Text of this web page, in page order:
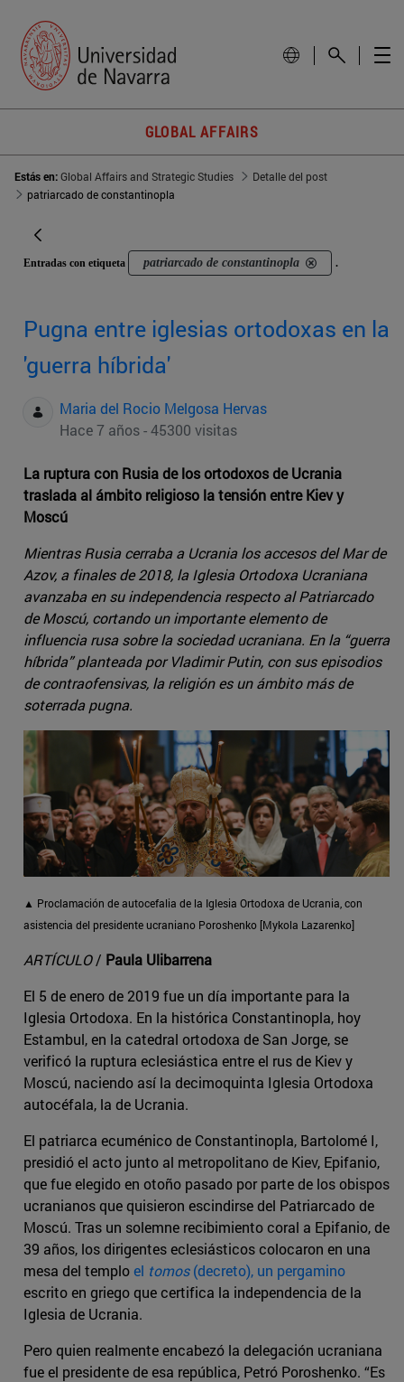
GLOBAL AFFAIRS
Estás en:Global Affairs and Strategic Studies
Detalle del post
patriarcado de constantinopla
Entradas con etiqueta patriarcado de constantinopla .
Pugna entre iglesias ortodoxas en la
'guerra híbrida'
Maria del Rocio Melgosa Hervas
Hace 7 años - 45300 visitas
La ruptura con Rusia de los ortodoxos de Ucrania
traslada al ámbito religioso la tensión entre Kiev y
Moscú
Mientras Rusia cerraba a Ucrania los accesos del Mar de
Azov, a finales de 2018, la Iglesia Ortodoxa Ucraniana
avanzaba en su independencia respecto al Patriarcado
de Moscú, cortando un importante elemento de
influencia rusa sobre la sociedad ucraniana. En la “guerra
híbrida” planteada por Vladimir Putin, con sus episodios
de contraofensivas, la religión es un ámbito más de
soterrada pugna.
▲ Proclamación de autocefalia de la Iglesia Ortodoxa de Ucrania, con
asistencia del presidente ucraniano Poroshenko [Mykola Lazarenko]
ARTÍCULO/ Paula Ulibarrena
El 5 de enero de 2019 fue un día importante para la
Iglesia Ortodoxa. En la histórica Constantinopla, hoy
Estambul, en la catedral ortodoxa de San Jorge, se
verificó la ruptura eclesiástica entre el rus de Kiev y
Moscú, naciendo así la decimoquinta Iglesia Ortodoxa
autocéfala, la de Ucrania.
El patriarca ecuménico de Constantinopla, Bartolomé I,
presidió el acto junto al metropolitano de Kiev, Epifanio,
que fue elegido en otoño pasado por parte de los obispos
ucranianos que quisieron escindirse del Patriarcado de
Moscú. Tras un solemne recibimiento coral a Epifanio, de
39 años, los dirigentes eclesiásticos colocaron en una
mesa del temploel tomos(decreto), un pergamino
escrito en griego que certifica la independencia de la
Iglesia de Ucrania.
Pero quien realmente encabezó la delegación ucraniana
fue el presidente de esa república, Petró Poroshenko. “Es